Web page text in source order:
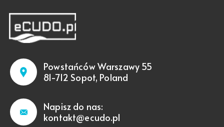
Powstańców Warszawy 55
81-712 Sopot, Poland
Napisz do nas:
kontakt@ecudo.pl